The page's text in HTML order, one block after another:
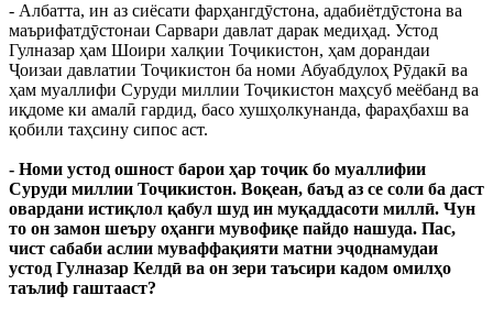
- Албатта, ин аз сиёсати фарҳангдӯстона, адабиётдӯстона ва
маърифатдӯстонаи Сарвари давлат дарак медиҳад. Устод
Гулназар ҳам Шоири халқии Тоҷикистон, ҳам дорандаи
Ҷоизаи давлатии Тоҷикистон ба номи Абуабдулоҳ Рӯдакӣ ва
ҳам муаллифи Суруди миллии Тоҷикистон маҳсуб меёбанд ва
иқдоме ки амалӣ гардид, басо хушҳолкунанда, фараҳбахш ва
қобили таҳсину сипос аст.
- Номи устод ошност барои ҳар тоҷик бо муаллифии
Суруди миллии Тоҷикистон. Воқеан, баъд аз се соли ба даст
овардани истиқлол қабул шуд ин муқаддасоти миллӣ. Чун
то он замон шеъру оҳанги мувофиқе пайдо нашуда. Пас,
чист сабаби аслии муваффақияти матни эҷоднамудаи
устод Гулназар Келдӣ ва он зери таъсири кадом омилҳо
таълиф гаштааст?